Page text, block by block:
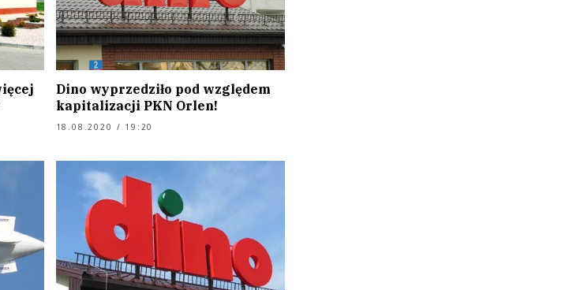
Dino wyprzedziło pod względem
kapitalizacji PKN Orlen!
18.08.2020 / 19:20